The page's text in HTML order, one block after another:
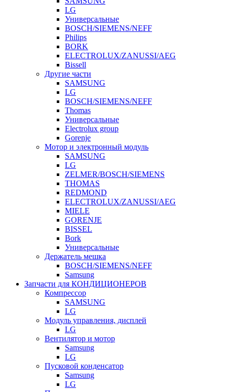
LG
Универсальные
BOSCH/SIEMENS/NEFF
Philips
BORK
ELECTROLUX/ZANUSSI/AEG
Bissell
Другие части
SAMSUNG
LG
BOSCH/SIEMENS/NEFF
Thomas
Универсальные
Electrolux group
Gorenje
Мотор и электронный модуль
SAMSUNG
LG
ZELMER/BOSCH/SIEMENS
THOMAS
REDMOND
ELECTROLUX/ZANUSSI/AEG
MIELE
GORENJE
BISSEL
Bork
Универсальные
Держатель мешка
BOSCH/SIEMENS/NEFF
Samsung
Запчасти для КОНДИЦИОНЕРОВ
Компрессор
SAMSUNG
LG
Модуль управления, дисплей
LG
Вентилятор и мотор
Samsung
LG
Пусковой конденсатор
Samsung
LG